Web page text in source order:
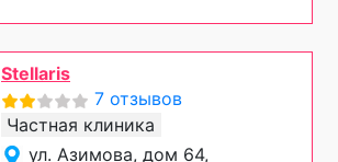
Stellaris
7 отзывов
Частная клиника
ул. Азимова, дом 64,